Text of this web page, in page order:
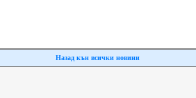
Назад кън всички новини